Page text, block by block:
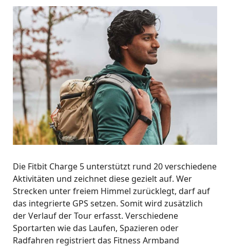
Die Fitbit Charge 5 unterstützt rund 20 verschiedene
Aktivitäten und zeichnet diese gezielt auf. Wer
Strecken unter freiem Himmel zurücklegt, darf auf
das integrierte GPS setzen. Somit wird zusätzlich
der Verlauf der Tour erfasst. Verschiedene
Sportarten wie das Laufen, Spazieren oder
Radfahren registriert das Fitness Armband